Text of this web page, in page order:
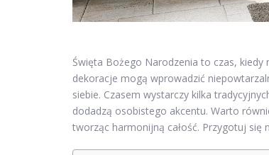
Święta Bożego Narodzenia to czas, kiedy
dekoracje mogą wprowadzić
siebie. Czasem wystarczy kilka
dodadzą osobistego akcentu. Warto
tworząc harmonijną całość. Przygotuj